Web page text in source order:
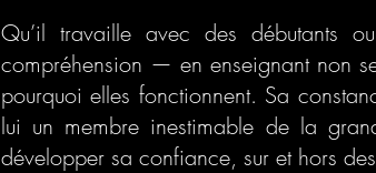
Qu’il travaille avec des débutants
compréhension — en enseignant non
pourquoi elles fonctionnent. Sa
lui un membre inestimable de la
développer sa confiance, sur et hors